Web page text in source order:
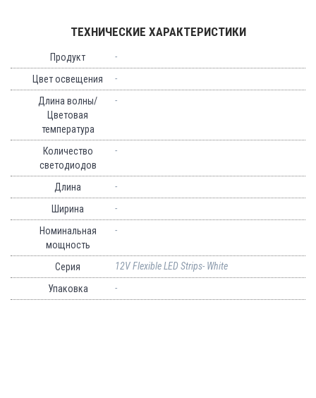
ТЕХНИЧЕСКИЕ ХАРАКТЕРИСТИКИ
Продукт
-
Цвет освещения
-
Длина волны/
Цветовая
температура
-
Количество
светодиодов
-
Длина
-
Ширина
-
Номинальная
мощность
-
Серия
12V Flexible LED Strips- White
Упаковка
-